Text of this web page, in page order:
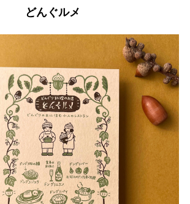
どんぐルメ